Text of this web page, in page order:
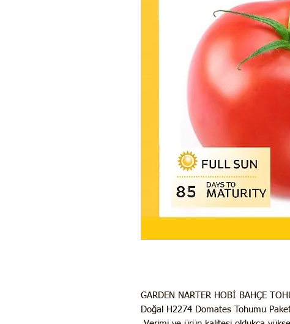
GARDEN NARTER HOBİ BAHÇE
Doğal H2274 Domates Tohumu